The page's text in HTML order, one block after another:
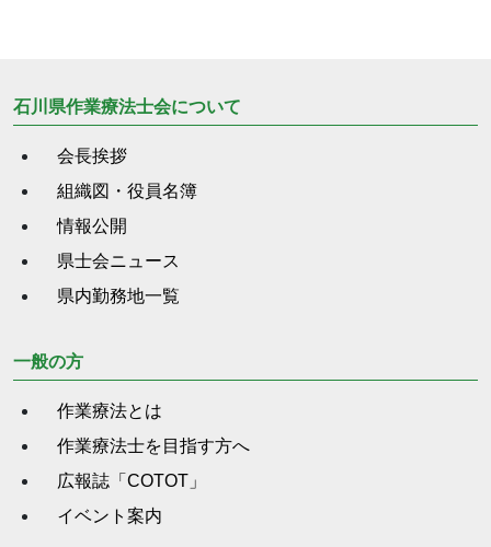
石川県作業療法士会について
会長挨拶
組織図・役員名簿
情報公開
県士会ニュース
県内勤務地一覧
一般の方
作業療法とは
作業療法士を目指す方へ
広報誌「COTOT」
イベント案内